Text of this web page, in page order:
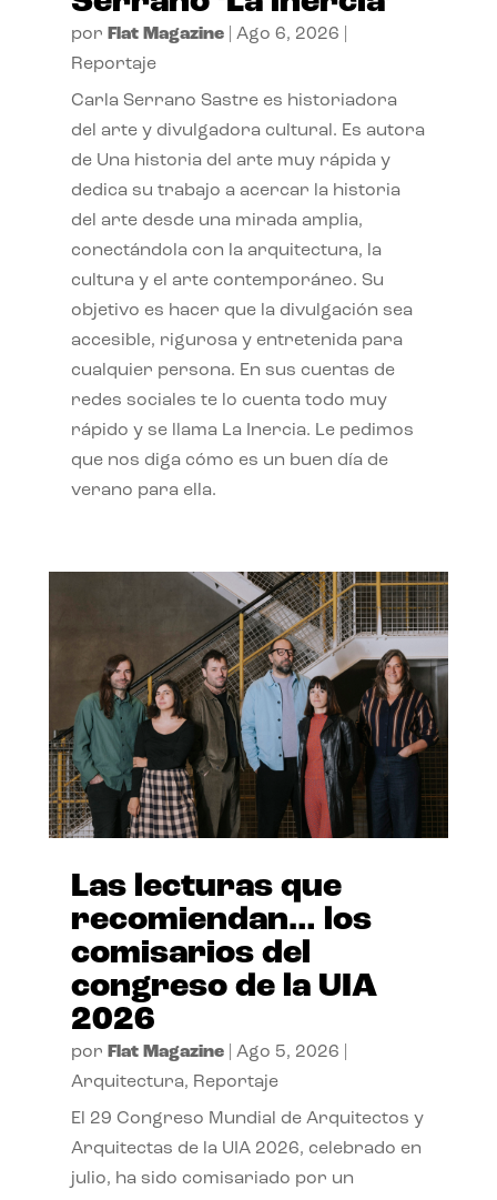
por Flat Magazine| Ago 6, 2026
Reportaje
Carla Serrano Sastre es historiadora
del arte y divulgadora cultural. Es autora
de Una historia del arte muy rápida y
dedica su trabajo a acercar la historia
del arte desde una mirada amplia,
conectándola con la arquitectura, la
cultura y el arte contemporáneo. Su
objetivo es hacer que la divulgación sea
accesible, rigurosa y entretenida para
cualquier persona. En sus cuentas de
redes sociales te lo cuenta todo muy
rápido y se llama La Inercia. Le pedimos
que nos diga cómo es un buen día de
verano para ella.
Las lecturas que
recomiendan… los
comisarios del
congreso de la UIA
2026
por Flat Magazine| Ago 5, 2026
Arquitectura, Reportaje
El 29 Congreso Mundial de Arquitectos y
Arquitectas de la UIA 2026, celebrado en
julio, ha sido comisariado por un